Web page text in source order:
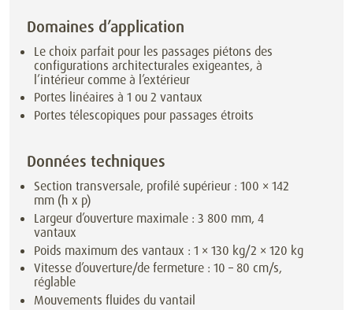
Domaines d’application
Le choix parfait pour les passages piétons des
configurations architecturales exigeantes, à
l’intérieur comme à l’extérieur
Portes linéaires à 1 ou 2 vantaux
Portes télescopiques pour passages étroits
Données techniques
Section transversale, profilé supérieur : 100 × 142
mm (h x p)
Largeur d’ouverture maximale : 3 800 mm, 4
vantaux
Poids maximum des vantaux : 1 × 130 kg/2 × 120 kg
Vitesse d’ouverture/de fermeture : 10 – 80 cm/s,
réglable
Mouvements fluides du vantail